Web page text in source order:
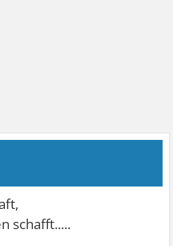
schafft.....